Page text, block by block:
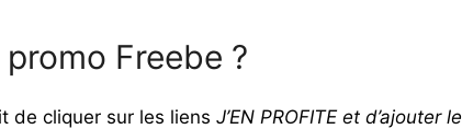
Freebe ?
de cliquer sur les liens J’EN PROFITE et d’ajouter le